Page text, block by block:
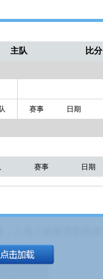
主队 比分
赛事 日期
赛事 日期